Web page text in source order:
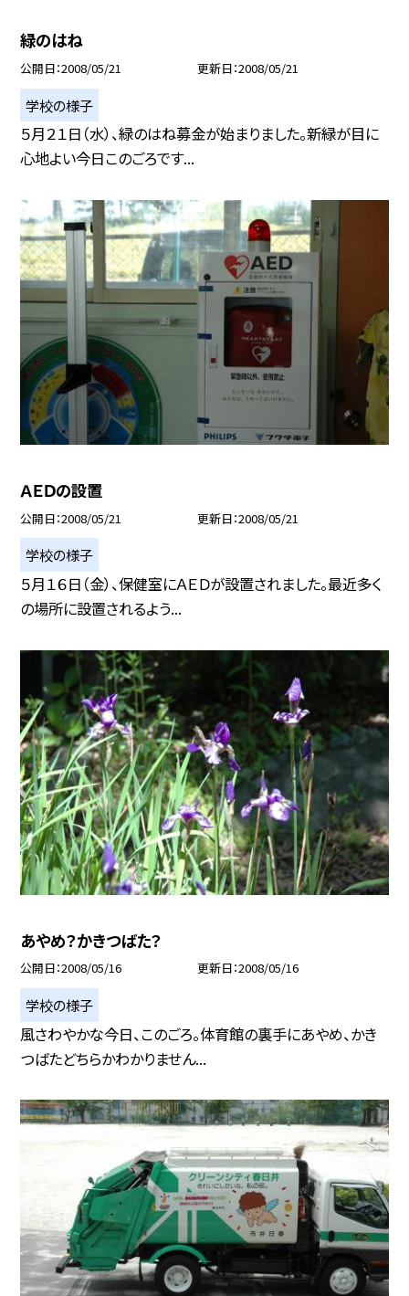
緑のはね
公開日 2008/05/21 更新日 2008/05/21
学校の様子
５月２１日（水）、緑のはね募金が始まりました。新緑が目に
心地よい今日このごろです...
ＡＥＤの設置
公開日 2008/05/21 更新日 2008/05/21
学校の様子
５月１６日（金）、保健室にＡＥＤが設置されました。最近多く
の場所に設置されるよう...
あやめ？かきつばた？
公開日 2008/05/16 更新日 2008/05/16
学校の様子
風さわやかな今日、このごろ。体育館の裏手にあやめ、かき
つばたどちらかわかりません...